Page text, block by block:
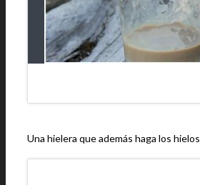
Una hielera que además haga los hielos